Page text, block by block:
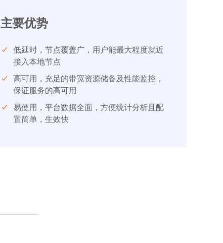
主要优势
低延时，节点覆盖广，用户能最大程度就近
接入本地节点
高可用，充足的带宽资源储备及性能监控，
保证服务的高可用
易使用，平台数据全面，方便统计分析且配
置简单，生效快